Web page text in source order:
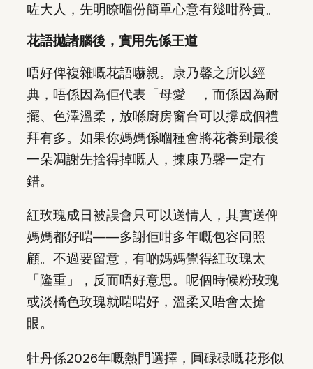
咗大人，先明瞭嗰份簡單心意有幾咁矜貴。
花語拋諸腦後，實用先係王道
唔好俾複雜嘅花語嚇親。康乃馨之所以經
典，唔係因為佢代表「母愛」，而係因為耐
擺、色澤溫柔，放喺廚房窗台可以撐成個禮
拜有多。如果你媽媽係嗰種會將花養到最後
一朵凋謝先捨得掉嘅人，揀康乃馨一定冇
錯。
紅玫瑰成日被誤會只可以送情人，其實送俾
媽媽都好啱——多謝佢咁多年嘅包容同照
顧。不過要留意，有啲媽媽覺得紅玫瑰太
「隆重」，反而唔好意思。呢個時候粉玫瑰
或淡橘色玫瑰就啱啱好，溫柔又唔會太搶
眼。
牡丹係2026年嘅熱門選擇，圓碌碌嘅花形似